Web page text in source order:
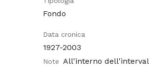
Fondo
Data cronica
1927-2003
Note All'interno